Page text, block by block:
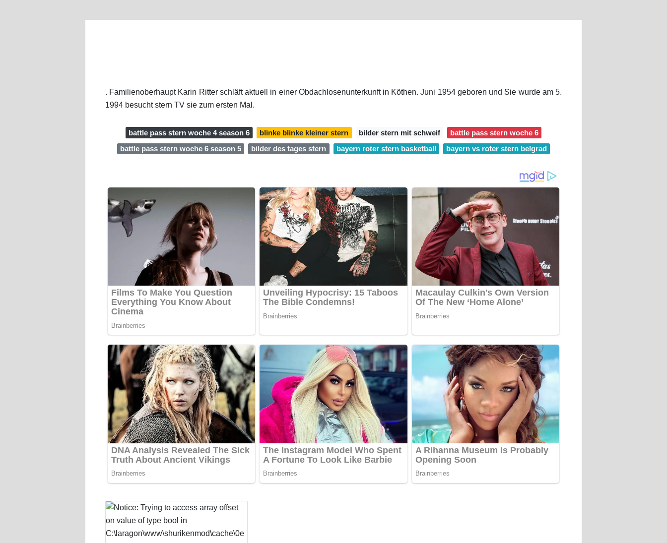
. Familienoberhaupt Karin Ritter schläft aktuell in einer Obdachlosenunterkunft in Köthen. Juni 1954 geboren und Sie wurde am 5.
1994 besucht stern TV sie zum ersten Mal.
battle pass stern woche 4 season 6 blinke blinke kleiner stern bilder stern mit schweif
battle pass stern woche 6
battle pass stern woche 6 season 5
bilder des tages stern bayern roter stern basketball bayern vs roter stern belgrad